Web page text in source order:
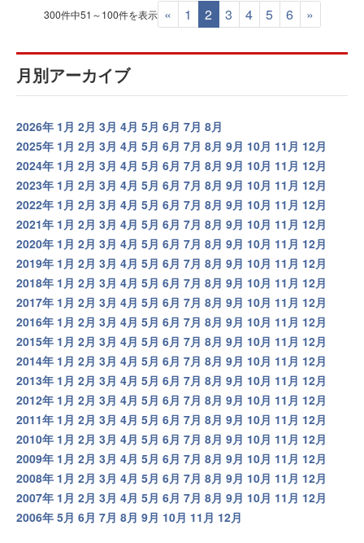
300件中51～100件を表示 « 1 2 3 4 5 6 »
月別アーカイブ
2026年 1月 2月 3月 4月 5月 6月 7月 8月
2025年 1月 2月 3月 4月 5月 6月 7月 8月 9月 10月 11月 12月
2024年 1月 2月 3月 4月 5月 6月 7月 8月 9月 10月 11月 12月
2023年 1月 2月 3月 4月 5月 6月 7月 8月 9月 10月 11月 12月
2022年 1月 2月 3月 4月 5月 6月 7月 8月 9月 10月 11月 12月
2021年 1月 2月 3月 4月 5月 6月 7月 8月 9月 10月 11月 12月
2020年 1月 2月 3月 4月 5月 6月 7月 8月 9月 10月 11月 12月
2019年 1月 2月 3月 4月 5月 6月 7月 8月 9月 10月 11月 12月
2018年 1月 2月 3月 4月 5月 6月 7月 8月 9月 10月 11月 12月
2017年 1月 2月 3月 4月 5月 6月 7月 8月 9月 10月 11月 12月
2016年 1月 2月 3月 4月 5月 6月 7月 8月 9月 10月 11月 12月
2015年 1月 2月 3月 4月 5月 6月 7月 8月 9月 10月 11月 12月
2014年 1月 2月 3月 4月 5月 6月 7月 8月 9月 10月 11月 12月
2013年 1月 2月 3月 4月 5月 6月 7月 8月 9月 10月 11月 12月
2012年 1月 2月 3月 4月 5月 6月 7月 8月 9月 10月 11月 12月
2011年 1月 2月 3月 4月 5月 6月 7月 8月 9月 10月 11月 12月
2010年 1月 2月 3月 4月 5月 6月 7月 8月 9月 10月 11月 12月
2009年 1月 2月 3月 4月 5月 6月 7月 8月 9月 10月 11月 12月
2008年 1月 2月 3月 4月 5月 6月 7月 8月 9月 10月 11月 12月
2007年 1月 2月 3月 4月 5月 6月 7月 8月 9月 10月 11月 12月
2006年 5月 6月 7月 8月 9月 10月 11月 12月